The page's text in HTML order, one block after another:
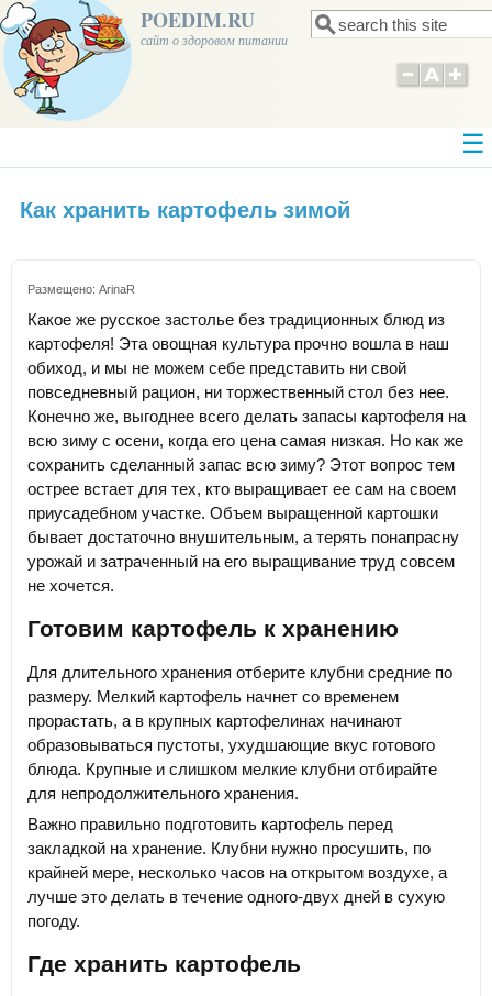
POEDIM.RU
сайт о здоровом питании Форма поиска
Поиск
Как хранить картофель зимой
Размещено: ArinaR
Какое же русское застолье без традиционных блюд из
картофеля! Эта овощная культура прочно вошла в наш
обиход, и мы не можем себе представить ни свой
повседневный рацион, ни торжественный стол без нее.
Конечно же, выгоднее всего делать запасы картофеля на
всю зиму с осени, когда его цена самая низкая. Но как же
сохранить сделанный запас всю зиму? Этот вопрос тем
острее встает для тех, кто выращивает ее сам на своем
приусадебном участке. Объем выращенной картошки
бывает достаточно внушительным, а терять понапрасну
урожай и затраченный на его выращивание труд совсем
не хочется.
Готовим картофель к хранению
Для длительного хранения отберите клубни средние по
размеру. Мелкий картофель начнет со временем
прорастать, а в крупных картофелинах начинают
образовываться пустоты, ухудшающие вкус готового
блюда. Крупные и слишком мелкие клубни отбирайте
для непродолжительного хранения.
Важно правильно подготовить картофель перед
закладкой на хранение. Клубни нужно просушить, по
крайней мере, несколько часов на открытом воздухе, а
лучше это делать в течение одного-двух дней в сухую
погоду.
Где хранить картофель